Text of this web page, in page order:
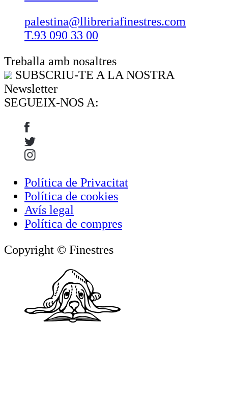
palestina@llibreriafinestres.com
T.93 090 33 00
Treballa amb nosaltres
SUBSCRIU-TE A LA NOSTRA
Newsletter
SEGUEIX-NOS A:
Política de Privacitat
Política de cookies
Avís legal
Política de compres
Copyright © Finestres